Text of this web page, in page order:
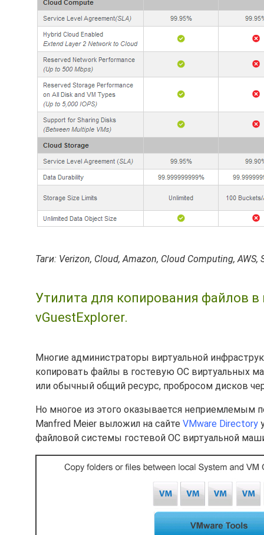
Таги: Verizon, Cloud, Amazon, Cloud Computing, AWS,
Утилита для копирования файлов
vGuestExplorer.
Многие администраторы виртуальной
копировать файлы в гостевую ОС виртуальных
или обычный общий ресурс, пробросом дисков
Но многое из этого оказывается неприемлемым
Manfred Meier выложил на сайте VMware Directory
файловой системы гостевой ОС виртуальной